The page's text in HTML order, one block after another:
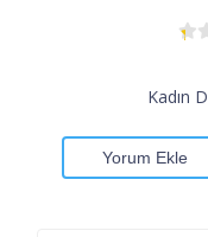
Kadın
Yorum Ekle